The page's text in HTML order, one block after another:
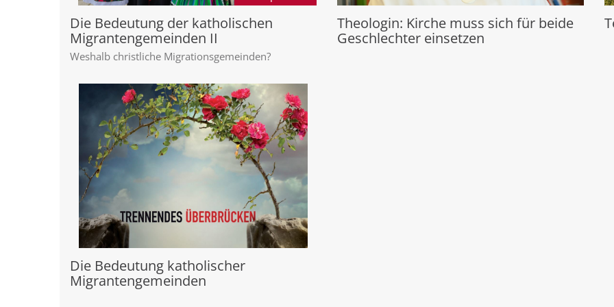
Die Bedeutung der katholischen
Migrantengemeinden II
Weshalb christliche Migrationsgemeinden?
Theologin: Kirche muss sich für beide
Geschlechter einsetzen
Die Bedeutung katholischer
Migrantengemeinden